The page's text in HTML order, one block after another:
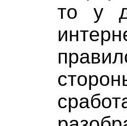
то у